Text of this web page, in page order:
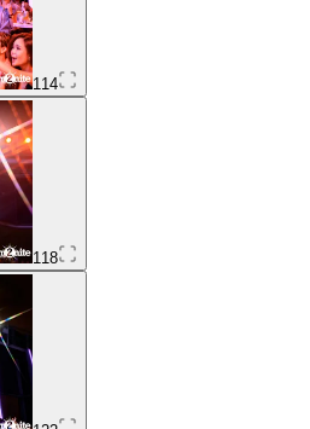
114
118